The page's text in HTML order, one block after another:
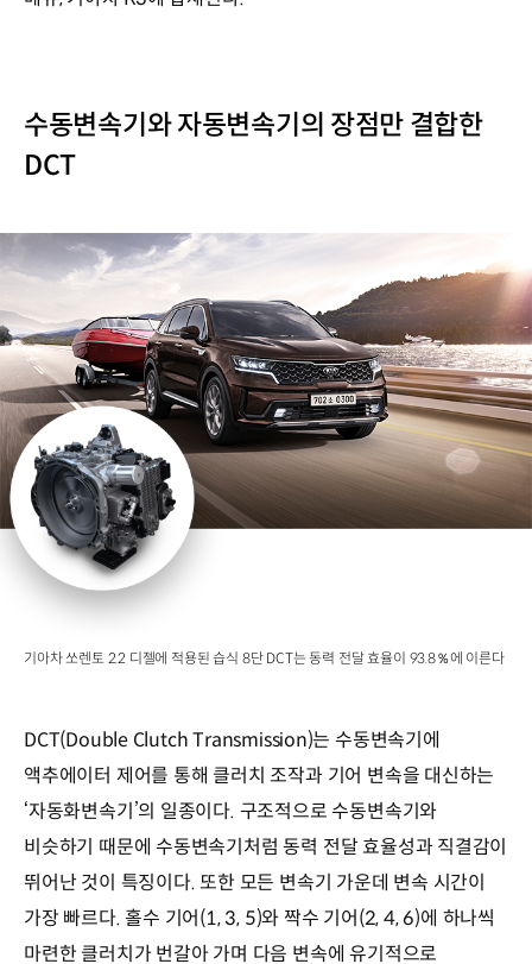
수동변속기와 자동변속기의 장점만 결합한
DCT
기아차 쏘렌토 2.2 디젤에 적용된 습식 8단 DCT는 동력 전달 효율이 93.8％에 이른다
DCT(Double Clutch Transmission)는 수동변속기에
액추에이터 제어를 통해 클러치 조작과 기어 변속을 대신하는
‘자동화변속기’의 일종이다. 구조적으로 수동변속기와
비슷하기 때문에 수동변속기처럼 동력 전달 효율성과 직결감이
뛰어난 것이 특징이다. 또한 모든 변속기 가운데 변속 시간이
가장 빠르다. 홀수 기어(1, 3, 5)와 짝수 기어(2, 4, 6)에 하나씩
마련한 클러치가 번갈아 가며 다음 변속에 유기적으로